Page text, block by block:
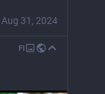
Aug 31, 2024
FI